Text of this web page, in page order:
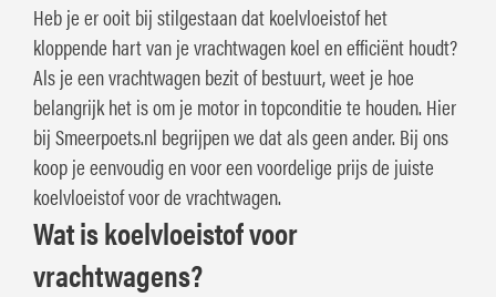
Heb je er ooit bij stilgestaan dat koelvloeistof het
kloppende hart van je vrachtwagen koel en efficiënt houdt?
Als je een vrachtwagen bezit of bestuurt, weet je hoe
belangrijk het is om je motor in topconditie te houden. Hier
bij Smeerpoets.nl begrijpen we dat als geen ander. Bij ons
koop je eenvoudig en voor een voordelige prijs de juiste
koelvloeistof voor de vrachtwagen.
Wat is koelvloeistof voor
vrachtwagens?